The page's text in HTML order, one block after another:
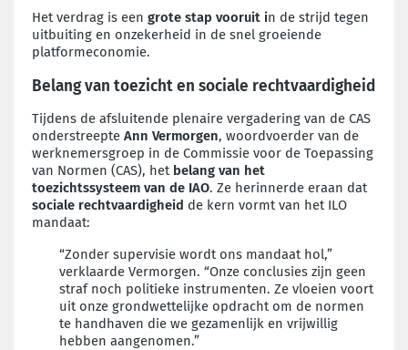
Het verdrag is een grote stap vooruit in de strijd tegen
uitbuiting en onzekerheid in de snel groeiende
platformeconomie.
Belang van toezicht en sociale rechtvaardigheid
Tijdens de afsluitende plenaire vergadering van de CAS
onderstreepte Ann Vermorgen, woordvoerder van de
werknemersgroep in de Commissie voor de Toepassing
van Normen (CAS), het belang van het
toezichtssysteem van de IAO. Ze herinnerde eraan dat
sociale rechtvaardigheid de kern vormt van het ILO
mandaat:
“Zonder supervisie wordt ons mandaat hol,”
verklaarde Vermorgen. “Onze conclusies zijn geen
straf noch politieke instrumenten. Ze vloeien voort
uit onze grondwettelijke opdracht om de normen
te handhaven die we gezamenlijk en vrijwillig
hebben aangenomen.”